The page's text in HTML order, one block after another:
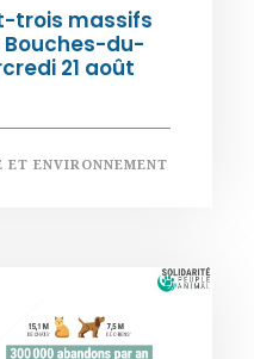
trois massifs
du-
21 août
ET ENVIRONNEMENT